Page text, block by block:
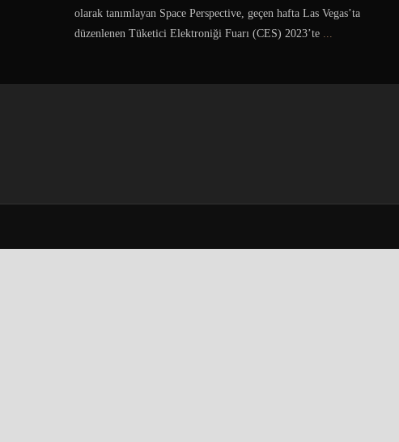
olarak tanımlayan Space Perspective, geçen hafta Las Vegas’ta
düzenlenen Tüketici Elektroniği Fuarı (CES) 2023’te ...